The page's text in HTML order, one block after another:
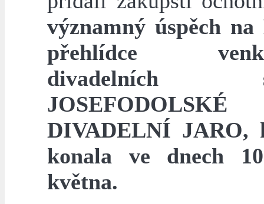
významný úspěch
přehlídce
divadelních
JOSEFODOLSKÉ
DIVADELNÍ JARO,
konala ve dnech
května.